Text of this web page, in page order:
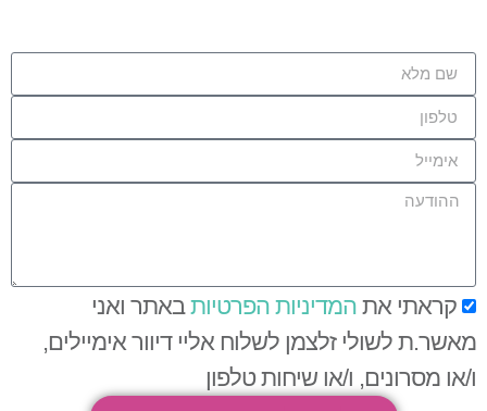
קראתי את המדיניות הפרטיותבאתר ואני
מאשר.ת לשולי זלצמן לשלוח אליי דיוור אימיילים,
ו/או מסרונים, ו/או שיחות טלפון